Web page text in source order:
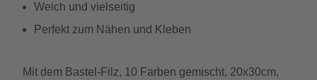
Weich und vielseitig
Perfekt zum Nähen und Kleben
Mit dem Bastel-Filz, 10 Farben gemischt, 20x30cm,